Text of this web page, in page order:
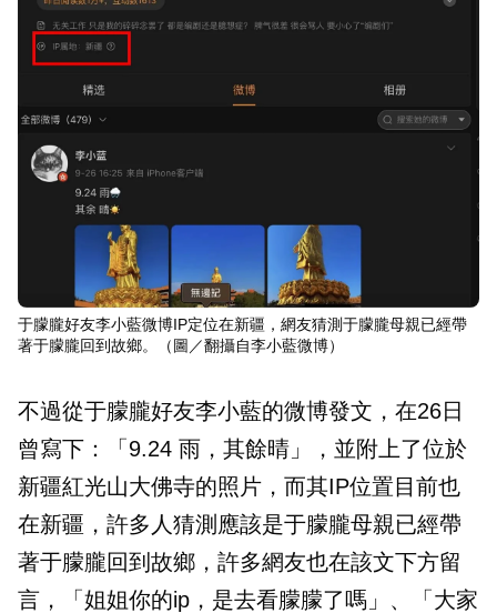
于朦朧好友李小藍微博IP定位在新疆，網友猜測于朦朧母親已經帶
著于朦朧回到故鄉。（圖／翻攝自李小藍微博）
不過從于朦朧好友李小藍的微博發文，在26日
曾寫下：「9.24 雨，其餘晴」，並附上了位於
新疆紅光山大佛寺的照片，而其IP位置目前也
在新疆，許多人猜測應該是于朦朧母親已經帶
著于朦朧回到故鄉，許多網友也在該文下方留
言，「姐姐你的ip，是去看朦朦了嗎」、「大家